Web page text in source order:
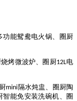
功能鸳鸯电火锅、圈厨
烤微波炉、圈厨12L电
mini 隔水炖盅、圈厨陶
能免安装洗碗机、圈